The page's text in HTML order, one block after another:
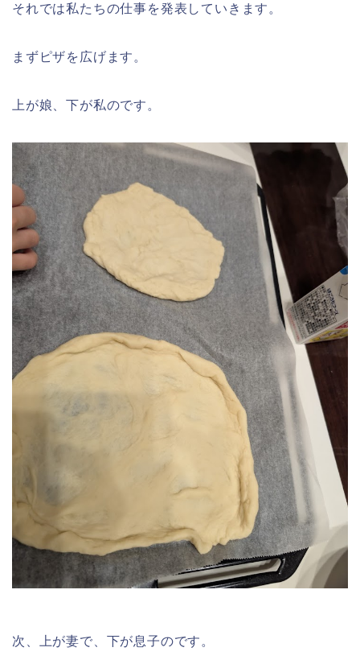
それでは私たちの仕事を発表していきます。
まずピザを広げます。
上が娘、下が私のです。
次、上が妻で、下が息子のです。